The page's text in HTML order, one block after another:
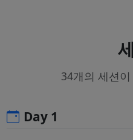
34개의 세션
Day 1